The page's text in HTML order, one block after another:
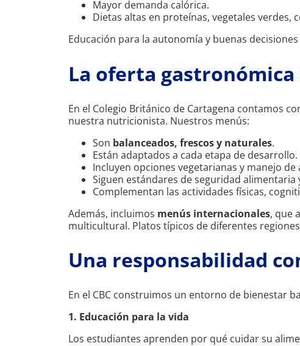
Mayor demanda calórica.
Dietas altas en proteínas, vegetales verdes,
Educación para la autonomía y buenas
La oferta
En el Colegio Británico de Cartagena contamos
nuestra nutricionista. Nuestros menús:
Son balanceados, frescos y naturales.
Están adaptados a cada etapa de desarrollo.
Incluyen opciones vegetarianas y manejo de
Siguen estándares de seguridad alimentaria
Complementan las actividades físicas,
Además, incluimos menús internacionales, que
multicultural. Platos típicos de diferentes
Una responsabilidad
En el CBC construimos un entorno de bienestar
1. Educación para la vida
Los estudiantes aprenden por qué cuidar su